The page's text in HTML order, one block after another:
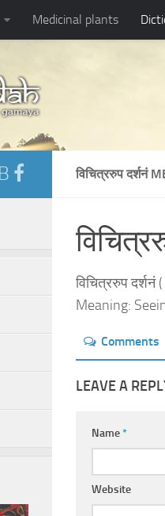
Medicinal plants
विचित्ररुप दर्शनं
विचित्ररुप
Meaning:
Comments
LEAVE A
Name*
Website